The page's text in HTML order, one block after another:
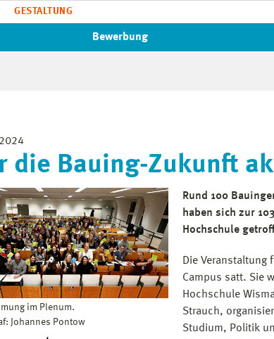
GESTALTUNG
Bewerbung
die Bauing-Zukunft
im Plenum.
Johannes Pontow
Rund 100
haben sich zur
Hochschule
Die Veranstaltung
Campus satt. Sie
Hochschule
Strauch,
Studium, Politik